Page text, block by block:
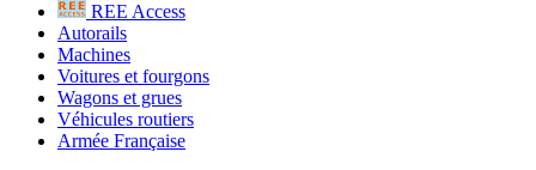
REE Access
Autorails
Machines
Voitures et fourgons
Wagons et grues
Véhicules routiers
Armée Française